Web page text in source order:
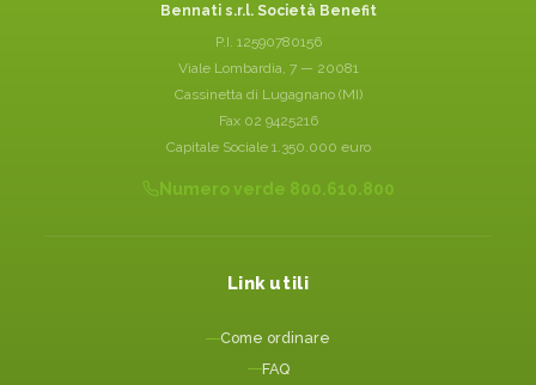
Bennati s.r.l. Società Benefit
P.I. 12590780156
Viale Lombardia, 7 — 20081
Cassinetta di Lugagnano (MI)
Fax 02 9425216
Capitale Sociale 1.350.000 euro
Numero verde 800.610.800
Link utili
Come ordinare
FAQ